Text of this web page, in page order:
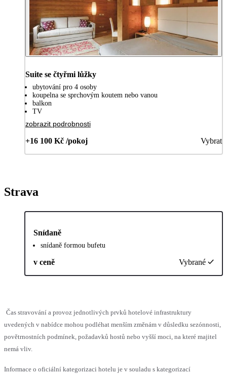
Suite se čtyřmi lůžky
ubytování pro 4 osoby
koupelna se sprchovým koutem nebo vanou
balkon
TV
zobrazit podrobnosti
+16 100 Kč /pokoj Vybrat
Strava
Snídaně
snídaně formou bufetu
v ceně Vybrané
Čas stravování a provoz jednotlivých prvků hotelové infrastruktury
uvedených v nabídce mohou podléhat menším změnám v důsledku sezónnosti,
povětrnostních podmínek, požadavků hostů nebo vyšší moci, na které majitel
nemá vliv.
Informace o oficiální kategorizaci hotelu je v souladu s kategorizací